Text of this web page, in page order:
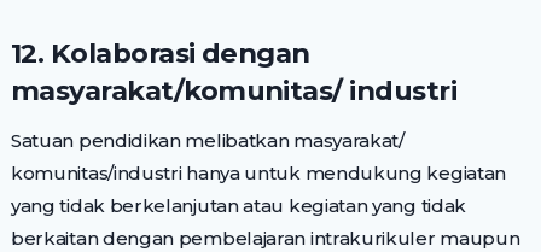
12. Kolaborasi dengan
masyarakat/komunitas/ industri
Satuan pendidikan melibatkan masyarakat/
komunitas/industri hanya untuk mendukung kegiatan
yang tidak berkelanjutan atau kegiatan yang tidak
berkaitan dengan pembelajaran intrakurikuler maupun